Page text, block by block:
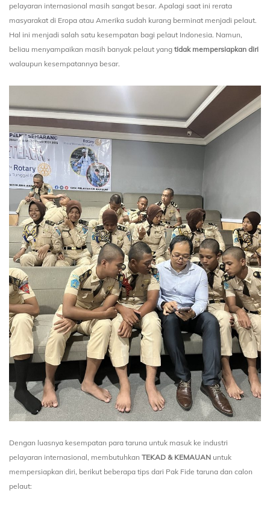
pelayaran internasional masih sangat besar. Apalagi saat ini rerata
masyarakat di Eropa atau Amerika sudah kurang berminat menjadi pelaut.
Hal ini menjadi salah satu kesempatan bagi pelaut Indonesia. Namun,
beliau menyampaikan masih banyak pelaut yang tidak mempersiapkan diri
walaupun kesempatannya besar.
Dengan luasnya kesempatan para taruna untuk masuk ke industri
pelayaran internasional, membutuhkan TEKAD & KEMAUAN untuk
mempersiapkan diri, berikut beberapa tips dari Pak Fide taruna dan calon
pelaut: